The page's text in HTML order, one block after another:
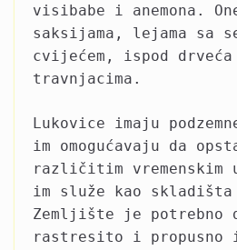
visibabe i anemona.
saksijama, lejama sa
cvijećem, ispod
travnjacima.
Lukovice imaju
im omogućavaju da
različitim vremenskim
im služe kao skladišta
Zemljište je potrebno
rastresito i propusno i